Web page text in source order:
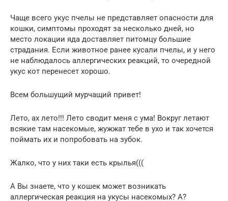
Чаще всего укус пчелы не представляет опасности для
кошки, симптомы проходят за несколько дней, но
место локации яда доставляет питомцу большие
страдания. Если животное ранее кусали пчелы, и у него
не наблюдалось аллергических реакций, то очередной
укус кот перенесет хорошо.
Всем большущий мурчащий привет!
Лето, ах лето!!! Лето сводит меня с ума! Вокруг летают
всякие там насекомые, жужжат тебе в ухо и так хочется
поймать их и попробовать на зубок.
Жалко, что у них таки есть крылья(((
А Вы знаете, что у кошек может возникать
аллергическая реакция на укусы насекомых? А?